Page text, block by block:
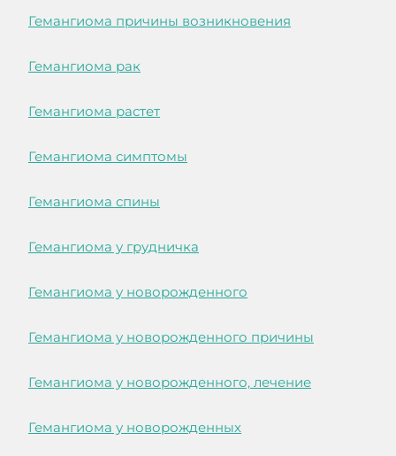
Гемангиома причины возникновения
Гемангиома рак
Гемангиома растет
Гемангиома симптомы
Гемангиома спины
Гемангиома у грудничка
Гемангиома у новорожденного
Гемангиома у новорожденного причины
Гемангиома у новорожденного, лечение
Гемангиома у новорожденных